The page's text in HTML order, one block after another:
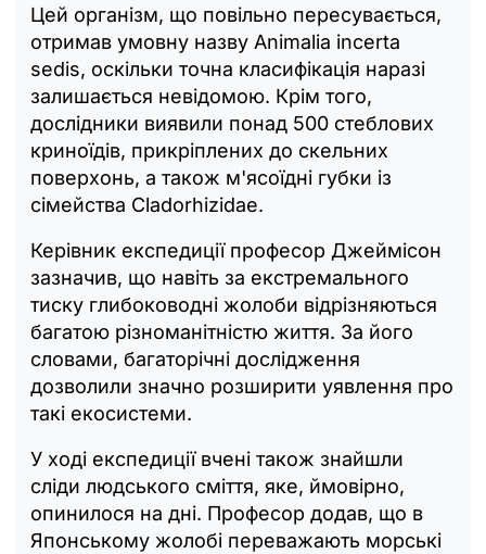
Цей організм, що повільно пересувається,
отримав умовну назву Animalia incerta
sedis, оскільки точна класифікація наразі
залишається невідомою. Крім того,
дослідники виявили понад 500 стеблових
криноїдів, прикріплених до скельних
поверхонь, а також м'ясоїдні губки із
сімейства Cladorhizidae.
Керівник експедиції професор Джеймісон
зазначив, що навіть за екстремального
тиску глибоководні жолоби відрізняються
багатою різноманітністю життя. За його
словами, багаторічні дослідження
дозволили значно розширити уявлення про
такі екосистеми.
У ході експедиції вчені також знайшли
сліди людського сміття, яке, ймовірно,
опинилося на дні. Професор додав, що в
Японському жолобі переважають морські